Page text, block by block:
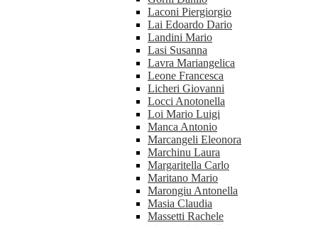
Laconi Piergiorgio
Lai Edoardo Dario
Landini Mario
Lasi Susanna
Lavra Mariangelica
Leone Francesca
Licheri Giovanni
Locci Anotonella
Loi Mario Luigi
Manca Antonio
Marcangeli Eleonora
Marchinu Laura
Margaritella Carlo
Maritano Mario
Marongiu Antonella
Masia Claudia
Massetti Rachele